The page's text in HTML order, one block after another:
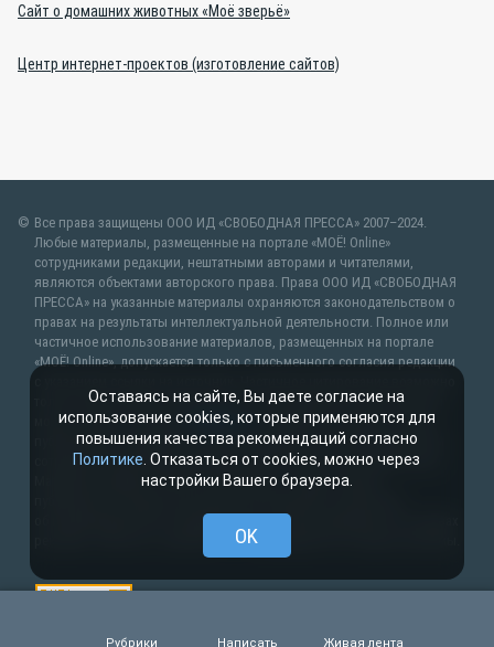
Сайт о домашних животных «Моё зверьё»
Центр интернет-проектов (изготовление сайтов)
Все права защищены ООО ИД «СВОБОДНАЯ ПРЕССА» 2007–2024.
Любые материалы, размещенные на портале «МОЁ! Online»
сотрудниками редакции, нештатными авторами и читателями,
являются объектами авторского права. Права ООО ИД «СВОБОДНАЯ
ПРЕССА» на указанные материалы охраняются законодательством о
правах на результаты интеллектуальной деятельности. Полное или
частичное использование материалов, размещенных на портале
«МОЁ! Online», допускается только с письменного согласия редакции
только при условии гиперссылки на moe-belgorod.ru. Все вопросы
можно задать по адресуweb@kpv.ru. В рубрике «От первого лица»
публикуются сообщения в рамках контрактов об информационном
сотрудничестве между редакцией «МОЁ! Online» и органами власти.
Материалы рубрик «Новости партнёров» и «Будь в курсе»
об информационном сотрудничестве и (или) размещаются на правах
) размещаются на правах рекламы.
Рубрики Написать Живая лента
Оставаясь на сайте, Вы даете согласие на
использование cookies, которые применяются для
повышения качества рекомендаций согласно
Политике . Отказаться от cookies, можно через
настройки Вашего браузера.
OK